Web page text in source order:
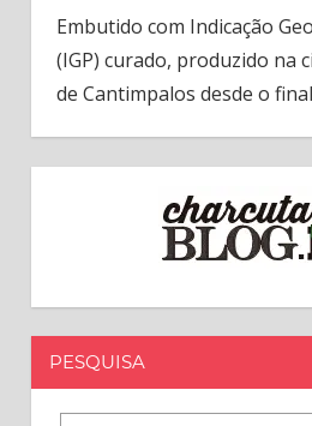
Embutido com Indicação
(IGP) curado, produzido na
de Cantimpalos desde o
PESQUISA